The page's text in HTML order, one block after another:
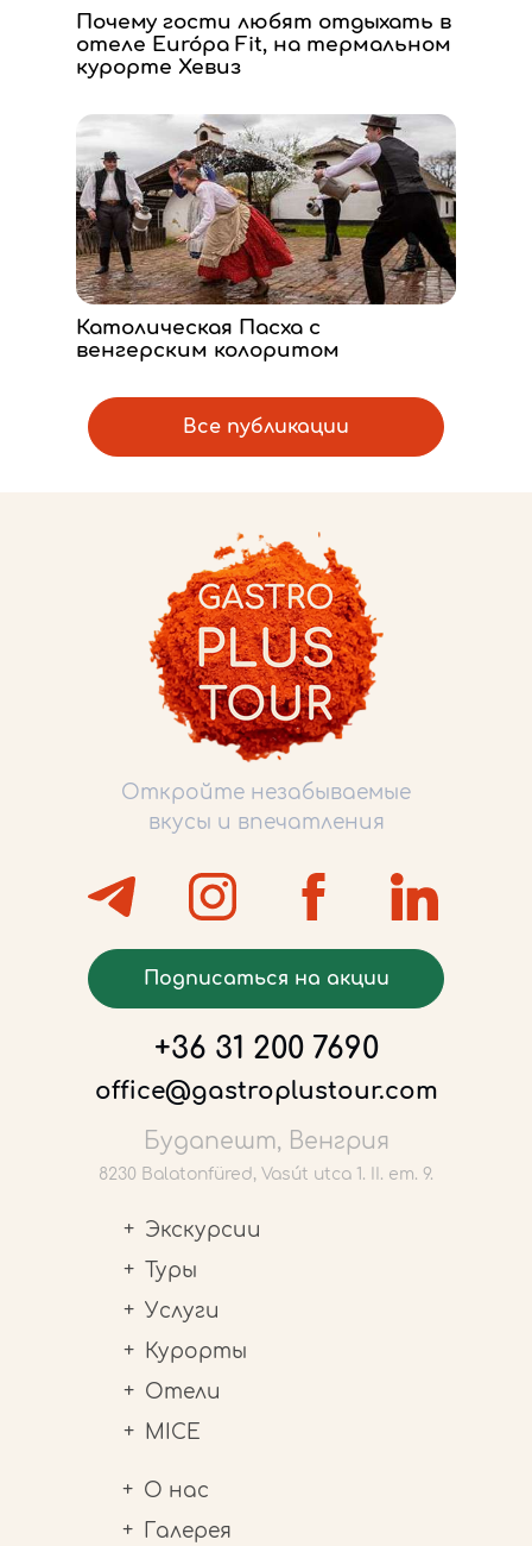
Почему гости любят отдыхать в
отеле Európa Fit, на термальном
курорте Хевиз
Католическая Пасха с
венгерским колоритом
Все публикации
Откройте незабываемые
вкусы и впечатления
Подписаться на акции
+36 31 200 7690
office@gastroplustour.com
Будапешт, Венгрия
8230 Balatonfüred, Vasút utca 1. II. em. 9.
Экскурсии
Туры
Услуги
Курорты
Отели
MICE
О нас
Галерея